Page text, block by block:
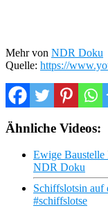
Mehr von NDR Doku
Quelle: https://
Ähnliche Videos:
Ewige Baustelle
NDR Doku
Schiffslotsin auf
#schiffslotse